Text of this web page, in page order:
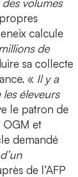
volumes
calcule
de
sa collecte
« Il y a
éleveurs
le patron de
OGM et
demandé
de l’AFP